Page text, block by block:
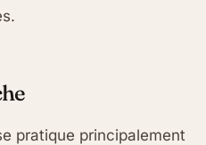
pratique principalement